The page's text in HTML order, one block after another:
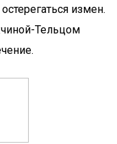
измен.
Тельцом